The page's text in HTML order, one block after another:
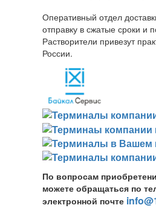
Оперативный отдел
отправку в сжатые сроки и
Растворители привезут
России.
По вопросам
можете обращаться по
электронной почте